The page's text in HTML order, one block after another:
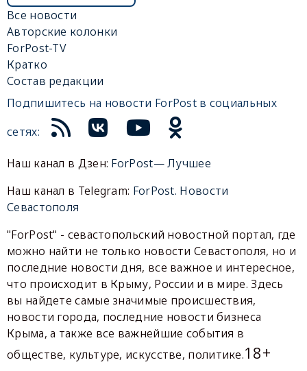
Все новости
Авторские колонки
ForPost-TV
Кратко
Состав редакции
Подпишитесь на новости ForPost в социальных
сетях:
Наш канал в Дзен: ForPost— Лучшее
Наш канал в Telegram: ForPost. Новости
Севастополя
"ForPost" - севастопольский новостной портал, где
можно найти не только новости Севастополя, но и
последние новости дня, все важное и интересное,
что происходит в Крыму, России и в мире. Здесь
вы найдете самые значимые происшествия,
новости города, последние новости бизнеса
Крыма, а также все важнейшие события в
обществе, культуре, искусстве, политике.18+